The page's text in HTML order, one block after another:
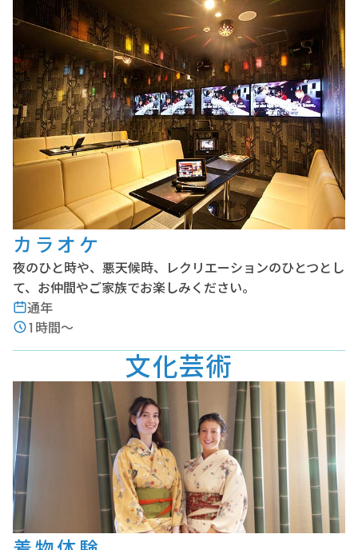
カラオケ
夜のひと時や、悪天候時、レクリエーションのひとつとし
て、お仲間やご家族でお楽しみください。
通年
1時間～
文化芸術